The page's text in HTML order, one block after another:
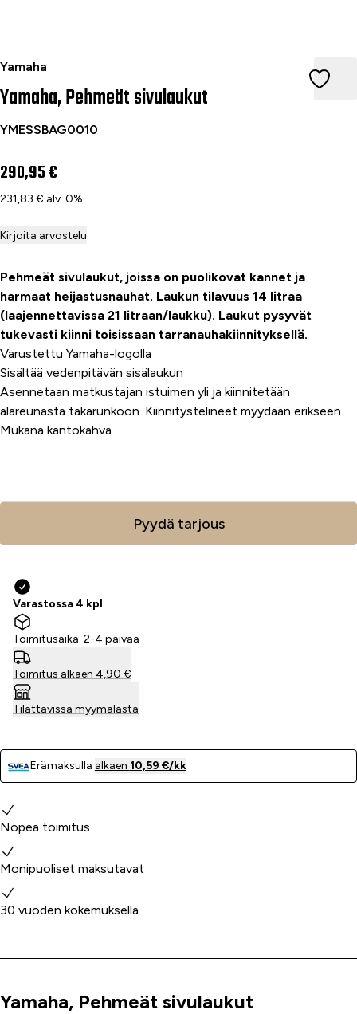
Yamaha
Yamaha, Pehmeät sivulaukut
Yamaha, Pehmeät sivulaukut
YMESSBAG0010
290,95 €
231,83 € alv. 0%
Kirjoita arvostelu
Pehmeät sivulaukut, joissa on puolikovat kannet ja
harmaat heijastusnauhat. Laukun tilavuus 14 litraa
(laajennettavissa 21 litraan/laukku). Laukut pysyvät
tukevasti kiinni toisissaan tarranauhakiinnityksellä.
Varustettu Yamaha-logolla
Sisältää vedenpitävän sisälaukun
Asennetaan matkustajan istuimen yli ja kiinnitetään
alareunasta takarunkoon. Kiinnitystelineet myydään erikseen.
Mukana kantokahva
Pyydä tarjous
Varastossa 4 kpl
Toimitusaika: 2-4 päivää
Toimitus alkaen 4,90 €
Tilattavissa myymälästä
Erämaksulla alkaen 10,59 €/kk
Miksi valita meidät?
Nopea toimitus
Monipuoliset maksutavat
30 vuoden kokemuksella
Tuoteinfo
Yamaha, Pehmeät sivulaukut